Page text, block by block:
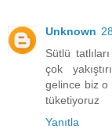
Unknown
Sütlü
çok
gelince biz o
tüketiyoruz
Yanıtla